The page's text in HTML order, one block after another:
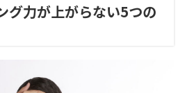
グ力が上がらない5つの